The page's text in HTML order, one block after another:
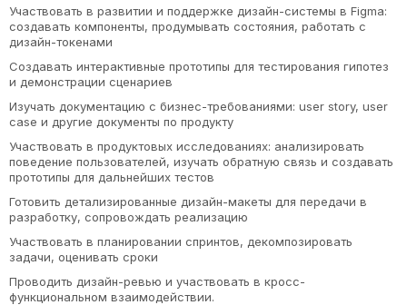
Участвовать в развитии и поддержке дизайн-системы в Figma:
создавать компоненты, продумывать состояния, работать с
дизайн-токенами
Создавать интерактивные прототипы для тестирования гипотез
и демонстрации сценариев
Изучать документацию с бизнес-требованиями: user story, user
case и другие документы по продукту
Участвовать в продуктовых исследованиях: анализировать
поведение пользователей, изучать обратную связь и создавать
прототипы для дальнейших тестов
Готовить детализированные дизайн-макеты для передачи в
разработку, сопровождать реализацию
Участвовать в планировании спринтов, декомпозировать
задачи, оценивать сроки
Проводить дизайн-ревью и участвовать в кросс-
функциональном взаимодействии.